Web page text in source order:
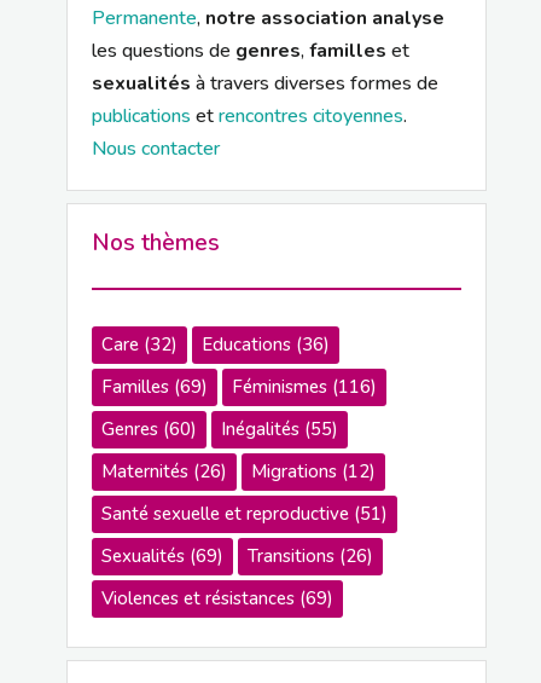
Permanente, notre association analyse
les questions de genres,familles et
sexualités à travers diverses formes de
publications etrencontres citoyennes.
Nous contacter
Nos thèmes
Care(32) Educations(36)
Familles(69) Féminismes(116)
Genres(60) Inégalités(55)
Maternités(26) Migrations(12)
Santé sexuelle et reproductive(51)
Sexualités(69) Transitions(26)
Violences et résistances(69)